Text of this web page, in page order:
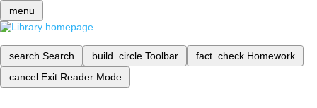
menu
search Search build_circle Toolbar fact_check Homework
cancel Exit Reader Mode